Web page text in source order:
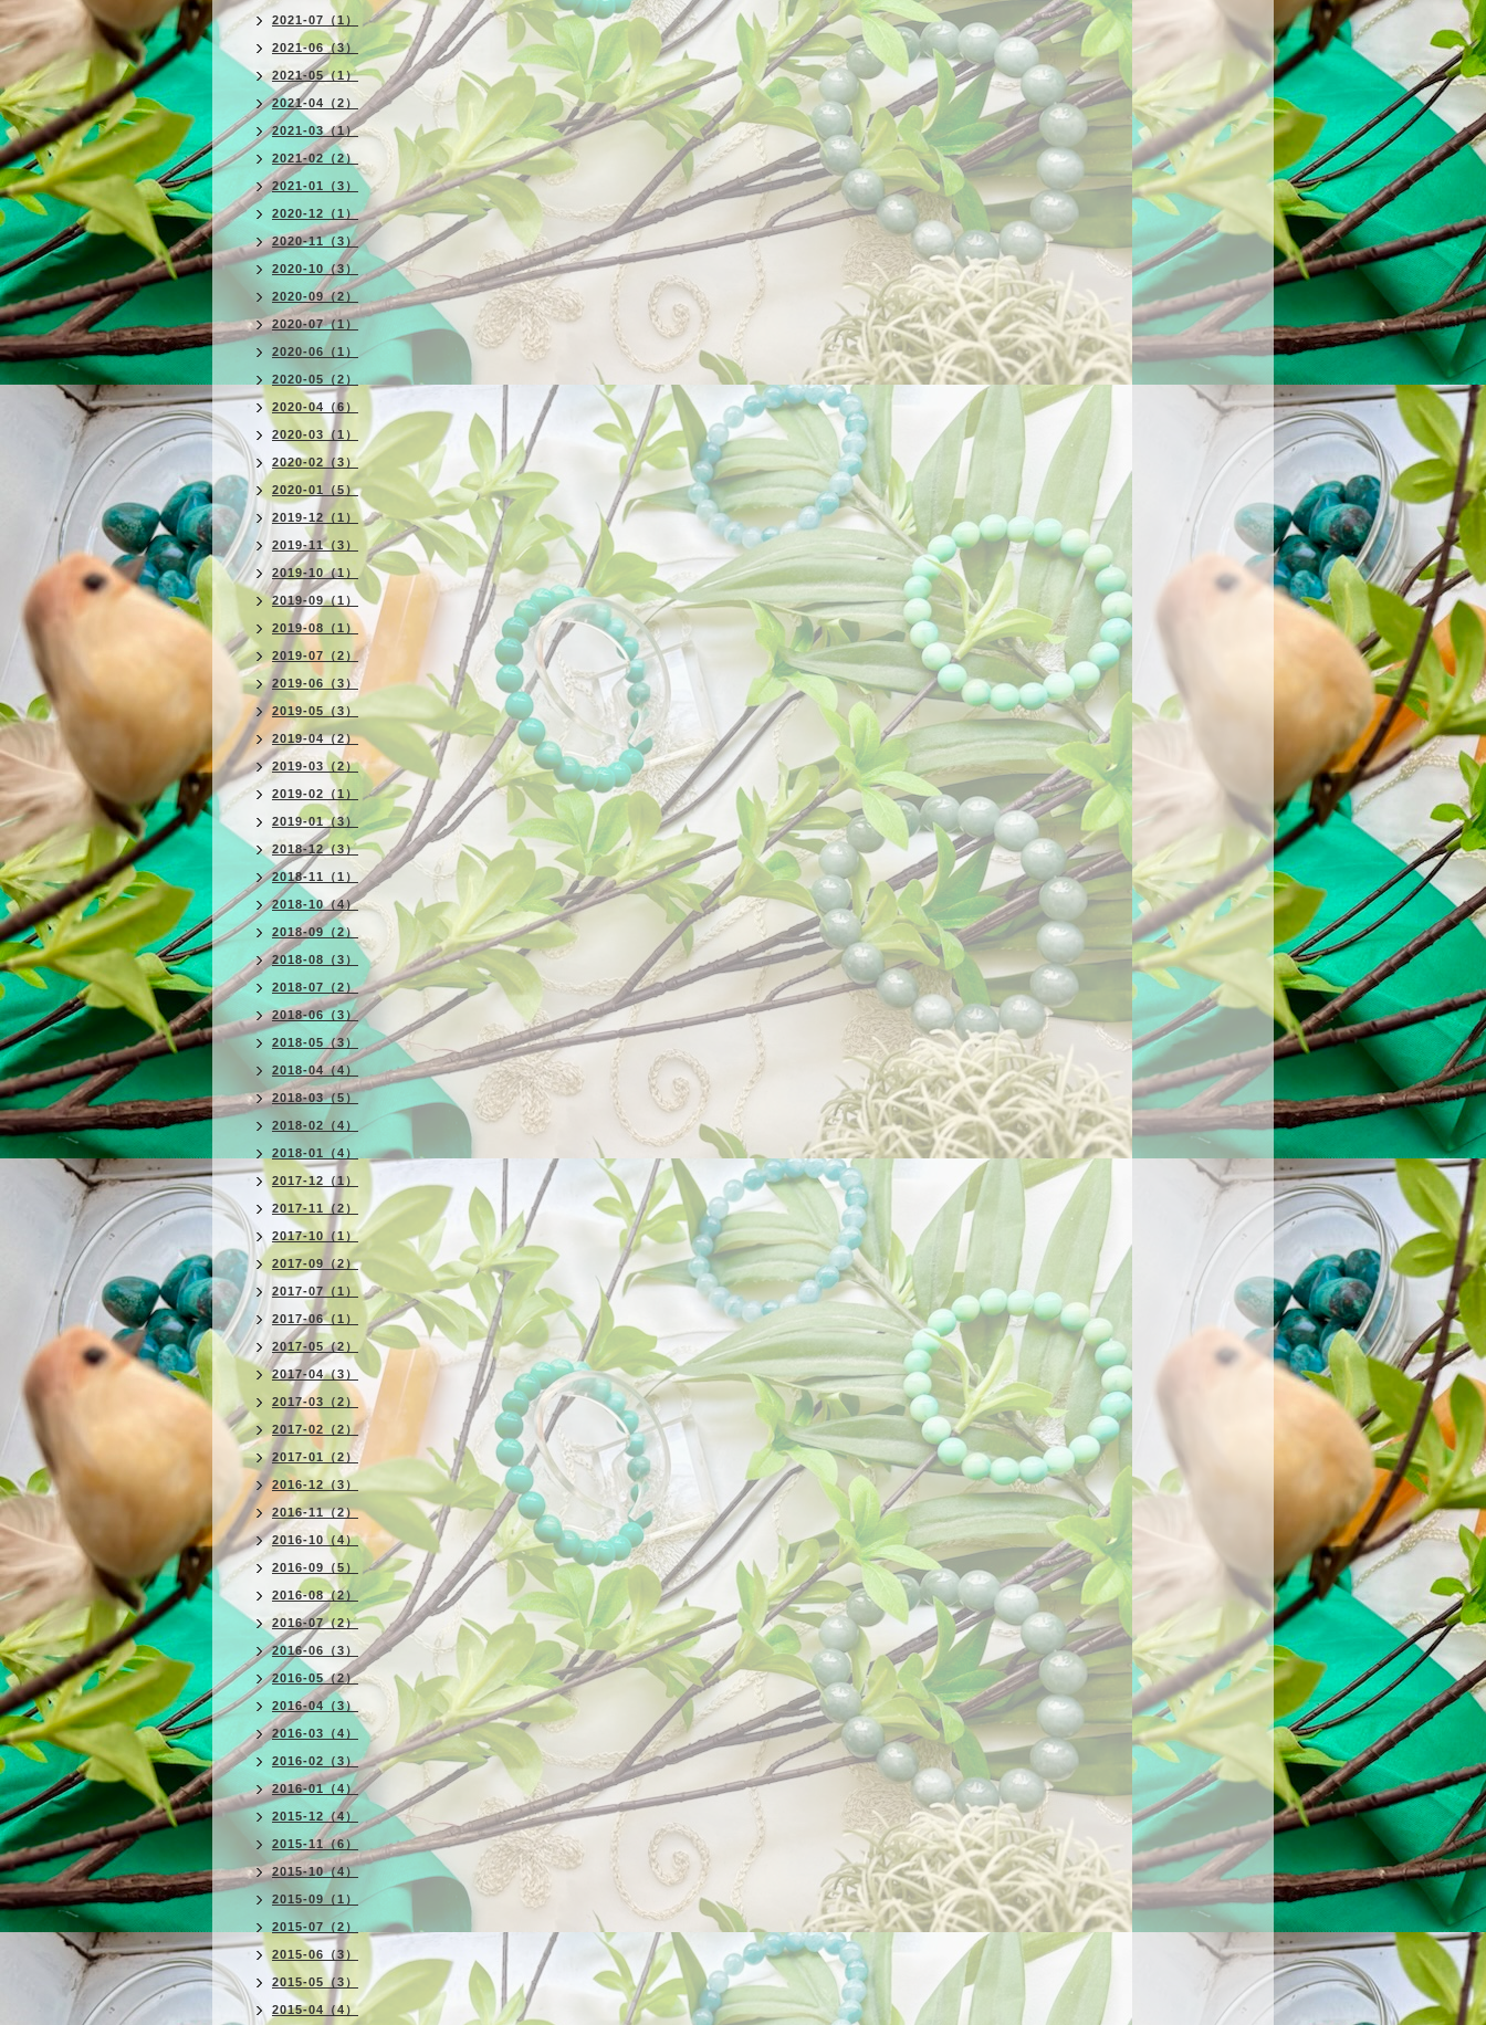
2021-07（1）
2021-06（3）
2021-05（1）
2021-04（2）
2021-03（1）
2021-02（2）
2021-01（3）
2020-12（1）
2020-11（3）
2020-10（3）
2020-09（2）
2020-07（1）
2020-06（1）
2020-05（2）
2020-04（6）
2020-03（1）
2020-02（3）
2020-01（5）
2019-12（1）
2019-11（3）
2019-10（1）
2019-09（1）
2019-08（1）
2019-07（2）
2019-06（3）
2019-05（3）
2019-04（2）
2019-03（2）
2019-02（1）
2019-01（3）
2018-12（3）
2018-11（1）
2018-10（4）
2018-09（2）
2018-08（3）
2018-07（2）
2018-06（3）
2018-05（3）
2018-04（4）
2018-03（5）
2018-02（4）
2018-01（4）
2017-12（1）
2017-11（2）
2017-10（1）
2017-09（2）
2017-07（1）
2017-06（1）
2017-05（2）
2017-04（3）
2017-03（2）
2017-02（2）
2017-01（2）
2016-12（3）
2016-11（2）
2016-10（4）
2016-09（5）
2016-08（2）
2016-07（2）
2016-06（3）
2016-05（2）
2016-04（3）
2016-03（4）
2016-02（3）
2016-01（4）
2015-12（4）
2015-11（6）
2015-10（4）
2015-09（1）
2015-07（2）
2015-06（3）
2015-05（3）
2015-04（4）